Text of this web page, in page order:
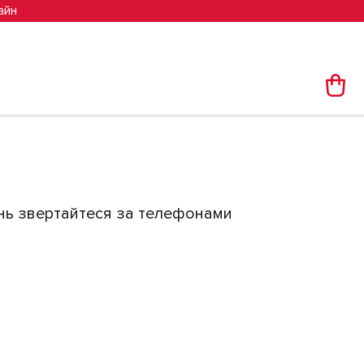
звертайтеся за телефонами